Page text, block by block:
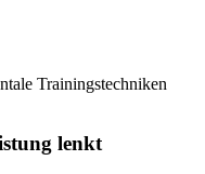
Trainingstechniken
lenkt